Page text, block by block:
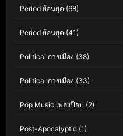
Period ย้อนยุค (68)
Period ย้อนยุค (41)
Political การเมือง (38)
Political การเมือง (33)
Pop Music เพลงป๊อป (2)
Post-Apocalyptic (1)